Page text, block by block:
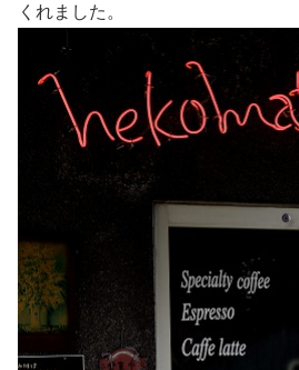
くれました。